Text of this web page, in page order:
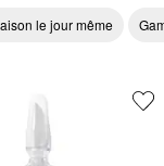
le jour même
les lèvres